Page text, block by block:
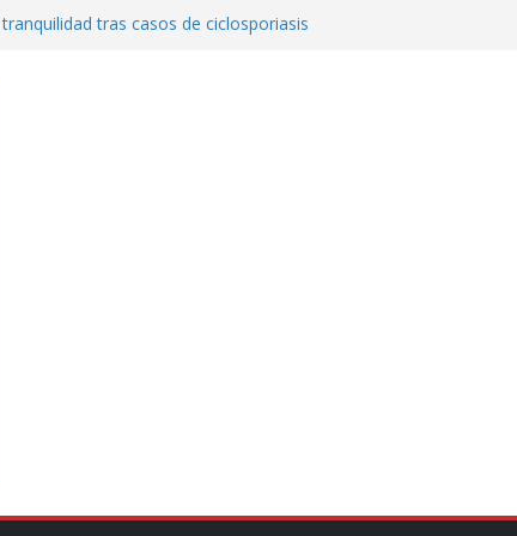
tras casos de ciclosporiasis
de vínculos con México: